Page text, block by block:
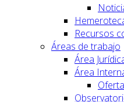
Recursos
Áreas de trabajo
Área
Área